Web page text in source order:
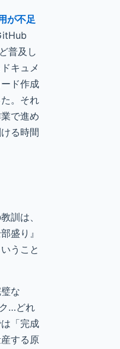
が不足
普及し
キュメ
ド作成
。それ
で進め
る時間
訓は、
盛り』
うこと
な
…どれ
「完成
する原